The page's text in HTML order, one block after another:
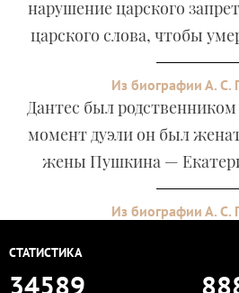
нарушение царского
царского слова, чтобы
Из биографии А. С.
Дантес был родственником
момент дуэли он был
жены Пушкина —
Из биографии А. С.
СТАТИСТИКА
34589